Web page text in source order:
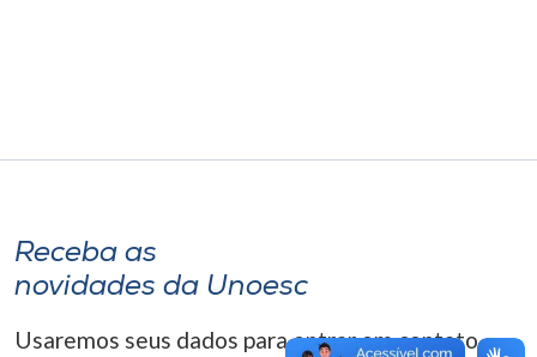
Receba as
novidades da Unoesc
Usaremos seus dados para entrar em contato